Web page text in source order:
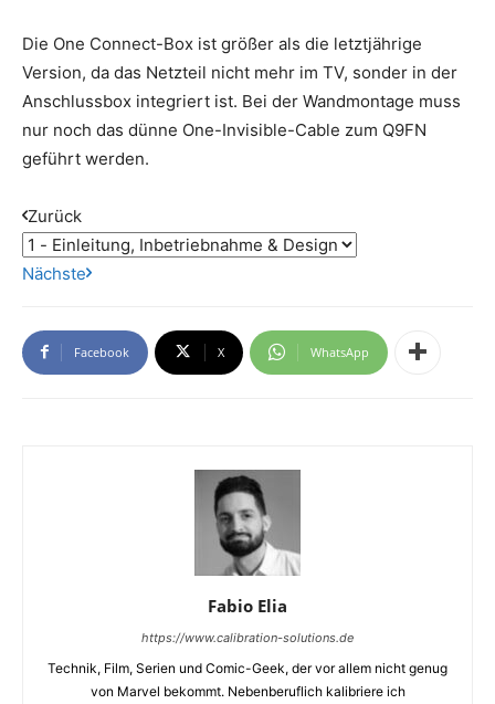
Die One Connect-Box ist größer als die letztjährige
Version, da das Netzteil nicht mehr im TV, sonder in der
Anschlussbox integriert ist. Bei der Wandmontage muss
nur noch das dünne One-Invisible-Cable zum Q9FN
geführt werden.
Zurück
Nächste
Facebook X WhatsApp
Fabio Elia
https://www.calibration-solutions.de
Technik, Film, Serien und Comic-Geek, der vor allem nicht genug
von Marvel bekommt. Nebenberuflich kalibriere ich